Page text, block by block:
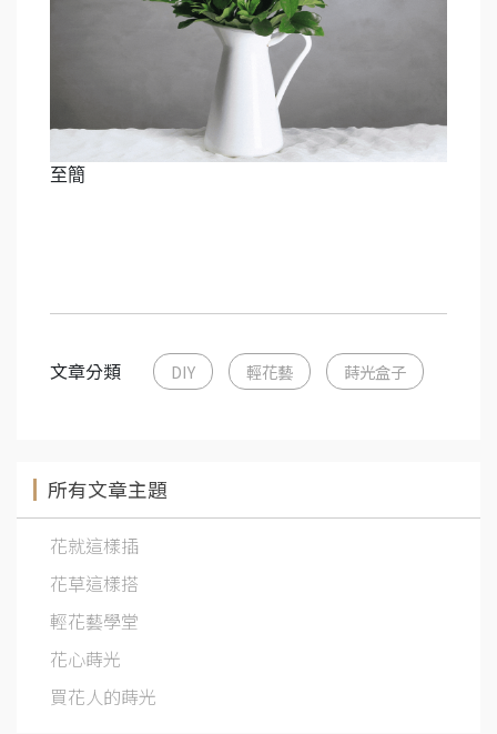
至簡
文章分類 DIY 輕花藝 蒔光盒子
所有文章主題
花就這樣插
花草這樣搭
輕花藝學堂
花心蒔光
買花人的蒔光